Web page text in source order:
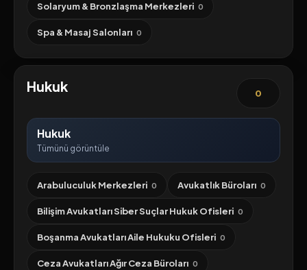
Solaryum & Bronzlaşma Merkezleri 0
Spa & Masaj Salonları 0
Hukuk 0
Hukuk
Tümünü görüntüle
Arabuluculuk Merkezleri 0 Avukatlık Büroları 0
Bilişim Avukatları Siber Suçlar Hukuk Ofisleri 0
Boşanma Avukatları Aile Hukuku Ofisleri 0
Ceza Avukatları Ağır Ceza Büroları 0